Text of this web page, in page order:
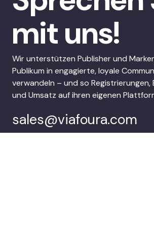
mit uns!
Wir unterstützen Publisher und
Publikum in engagierte, loyale
verwandeln – und so Registrierungen,
und Umsatz auf ihren eigenen
sales@viafoura.com